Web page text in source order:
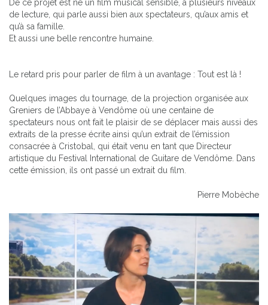
De ce projet est né un film musical sensible, à plusieurs niveaux
de lecture, qui parle aussi bien aux spectateurs, qu’aux amis et
qu’à sa famille.
Et aussi une belle rencontre humaine.
Le retard pris pour parler de film à un avantage : Tout est là !
Quelques images du tournage, de la projection organisée aux
Greniers de l’Abbaye à Vendôme où une centaine de
spectateurs nous ont fait le plaisir de se déplacer mais aussi des
extraits de la presse écrite ainsi qu’un extrait de l’émission
consacrée à Cristobal, qui était venu en tant que Directeur
artistique du Festival International de Guitare de Vendôme. Dans
cette émission, ils ont passé un extrait du film.
Pierre Mobèche